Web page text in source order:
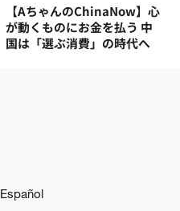
【AちゃんのChinaNow】心
が動くものにお金を払う 中
国は「選ぶ消費」の時代へ
Español